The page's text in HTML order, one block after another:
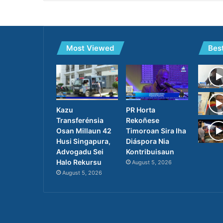
Most Viewed
Kazu
Transferénsia
Osan Millaun 42
Husi Singapura,
Advogadu Sei
Halo Rekursu
August 5, 2026
PR Horta
Rekoñese
Timoroan Sira Iha
Diáspora Nia
Kontribuisaun
August 5, 2026